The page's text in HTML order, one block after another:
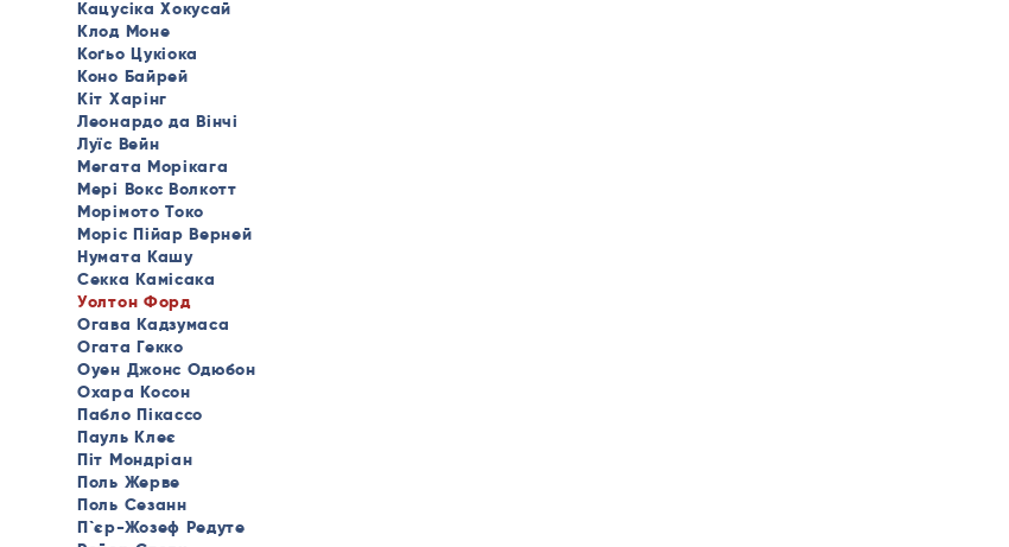
Кацусіка Хокусай
Клод Моне
Коґьо Цукіока
Коно Байрей
Кіт Харінг
Леонардо да Вінчі
Луїс Вейн
Мегата Морікага
Мері Вокс Волкотт
Морімото Токо
Моріс Пійар Верней
Нумата Кашу
Секка Камісака
Уолтон Форд
Огава Кадзумаса
Огата Гекко
Оуен Джонс Одюбон
Охара Косон
Пабло Пікассо
Пауль Клеє
Піт Мондріан
Поль Жерве
Поль Сезанн
П`єр-Жозеф Редуте